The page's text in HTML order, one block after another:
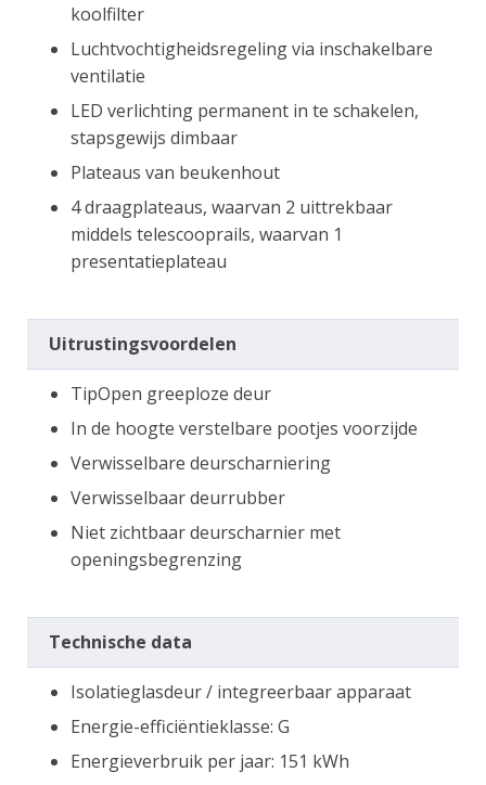
koolfilter
Luchtvochtigheidsregeling via inschakelbare
ventilatie
LED verlichting permanent in te schakelen,
stapsgewijs dimbaar
Plateaus van beukenhout
4 draagplateaus, waarvan 2 uittrekbaar
middels telescooprails, waarvan 1
presentatieplateau
Uitrustingsvoordelen
TipOpen greeploze deur
In de hoogte verstelbare pootjes voorzijde
Verwisselbare deurscharniering
Verwisselbaar deurrubber
Niet zichtbaar deurscharnier met
openingsbegrenzing
Technische data
Isolatieglasdeur / integreerbaar apparaat
Energie-efficiëntieklasse: G
Energieverbruik per jaar: 151 kWh